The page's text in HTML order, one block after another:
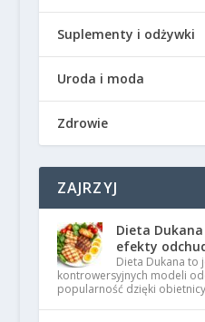
Suplementy i odżywki
Uroda i moda
Zdrowie
ZAJRZYJ
Dieta
efekty
Dieta Dukana to
kontrowersyjnych modeli
popularność dzięki